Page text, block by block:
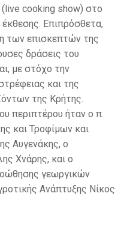
(live cooking show) στο
Επιπρόσθετα,
των επισκεπτών της
δράσεις του
με στόχο την
και της
της Κρήτης.
περιπτέρου ήταν ο π.
και Τροφίμων και
Αυγενάκης, ο
Χνάρης, και ο
γεωργικών
Ανάπτυξης Νίκος